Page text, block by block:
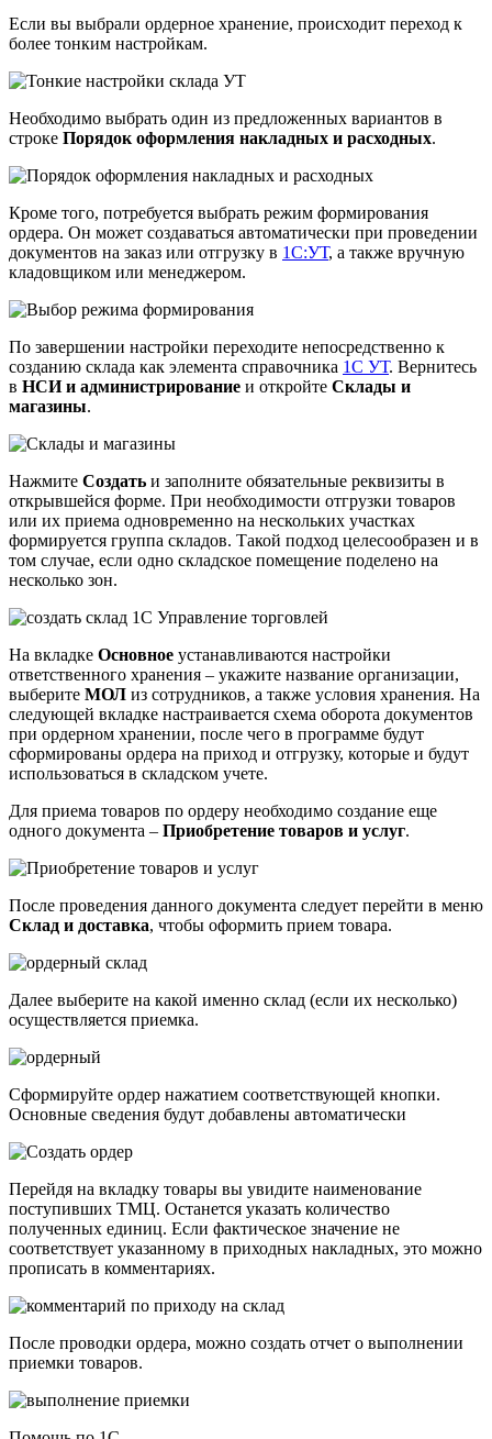
Если вы выбрали ордерное хранение, происходит переход к
более тонким настройкам.
Необходимо выбрать один из предложенных вариантов в
строке Порядок оформления накладных и расходных.
Кроме того, потребуется выбрать режим формирования
ордера. Он может создаваться автоматически при проведении
документов на заказ или отгрузку в 1С:УТ, а также вручную
кладовщиком или менеджером.
По завершении настройки переходите непосредственно к
созданию склада как элемента справочника 1С УТ. Вернитесь
в НСИ и администрирование и откройте Склады и
магазины.
Нажмите Создать и заполните обязательные реквизиты в
открывшейся форме. При необходимости отгрузки товаров
или их приема одновременно на нескольких участках
формируется группа складов. Такой подход целесообразен и в
том случае, если одно складское помещение поделено на
несколько зон.
На вкладке Основное устанавливаются настройки
ответственного хранения – укажите название организации,
выберите МОЛ из сотрудников, а также условия хранения. На
следующей вкладке настраивается схема оборота документов
при ордерном хранении, после чего в программе будут
сформированы ордера на приход и отгрузку, которые и будут
использоваться в складском учете.
Для приема товаров по ордеру необходимо создание еще
одного документа – Приобретение товаров и услуг.
После проведения данного документа следует перейти в меню
Склад и доставка, чтобы оформить прием товара.
Далее выберите на какой именно склад (если их несколько)
осуществляется приемка.
Сформируйте ордер нажатием соответствующей кнопки.
Основные сведения будут добавлены автоматически
Перейдя на вкладку товары вы увидите наименование
поступивших ТМЦ. Останется указать количество
полученных единиц. Если фактическое значение не
соответствует указанному в приходных накладных, это можно
прописать в комментариях.
После проводки ордера, можно создать отчет о выполнении
приемки товаров.